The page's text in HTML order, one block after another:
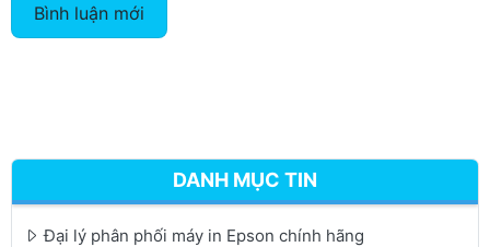
Bình luận mới
DANH MỤC TIN
Đại lý phân phối máy in Epson chính hãng